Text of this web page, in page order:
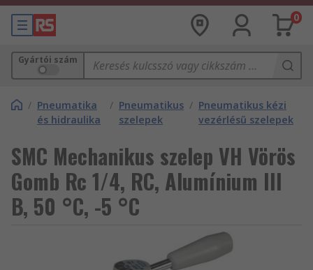
0
Gyártói szám
/ Pneumatika
és hidraulika
/ Pneumatikus
szelepek
/ Pneumatikus kézi
vezérlésű szelepek
SMC Mechanikus szelep VH Vörös
Gomb Rc 1/4, RC, Alumínium III
B, 50 °C, -5 °C